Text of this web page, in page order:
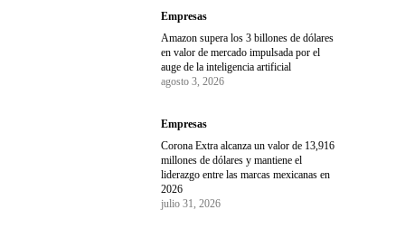
Empresas
Amazon supera los 3 billones de dólares
en valor de mercado impulsada por el
auge de la inteligencia artificial
agosto 3, 2026
Empresas
Corona Extra alcanza un valor de 13,916
millones de dólares y mantiene el
liderazgo entre las marcas mexicanas en
2026
julio 31, 2026